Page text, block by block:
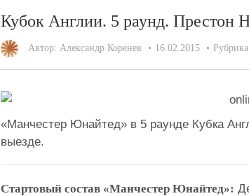
Кубок Англии. 5 раунд.
Автор: Александр Коренев 16.02.2015
«Манчестер Юнайтед» в 5 раунде Кубка
выезде.
Стартовый состав «Манчестер Юнайтед»: